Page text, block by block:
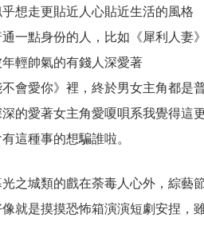
想走更貼近人心貼近生活的風格
一點身份的人，比如《犀利人妻
輕帥氣的有錢人深愛著
會愛你》裡，終於男女主角都是
的愛著女主角愛嗄唄系我覺得這
這種事的想騙誰啦。
之城類的戲在荼毒人心外，綜藝
就是摸摸恐怖箱演演短劇安捏，